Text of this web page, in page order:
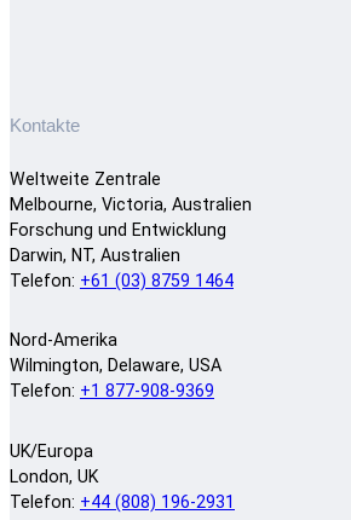
Kontakte
Weltweite Zentrale
Melbourne, Victoria, Australien
Forschung und Entwicklung
Darwin, NT, Australien
Telefon: +61 (03) 8759 1464
Nord-Amerika
Wilmington, Delaware, USA
Telefon: +1 877-908-9369
UK/Europa
London, UK
Telefon: +44 (808) 196-2931